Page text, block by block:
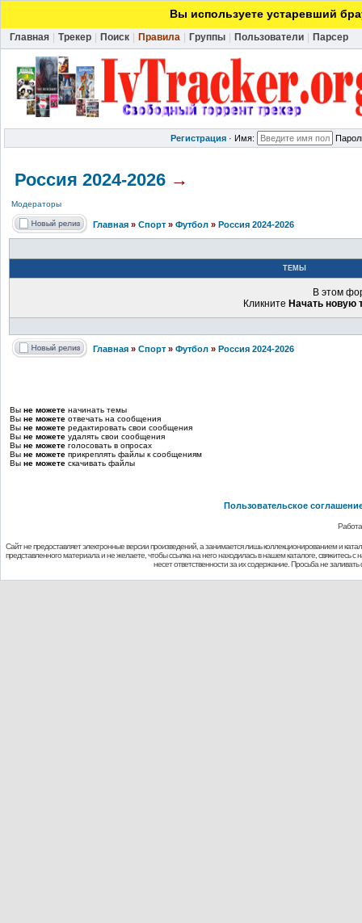
Вы используете устаревший
Главная Трекер Поиск Правила Группы Пользователи Парсер
Регистрация · Имя:
Россия 2024-2026 →
Модераторы
Главная » Спорт » Футбол » Россия 2024-2026
ТЕМЫ
В этом
Кликните Начать новую
Главная » Спорт » Футбол » Россия 2024-2026
Вы не можете начинать темы
Вы не можете отвечать на сообщения
Вы не можете редактировать свои сообщения
Вы не можете удалять свои сообщения
Вы не можете голосовать в опросах
Вы не можете прикреплять файлы к сообщениям
Вы не можете скачивать файлы
Пользовательское
Сайт не предоставляет электронные версии произведений, а занимается лишь коллекционированием и
представленного материала и не желаете, чтобы ссылка на него находилась в нашем каталоге,
несет ответственности за их содержание. Просьба не